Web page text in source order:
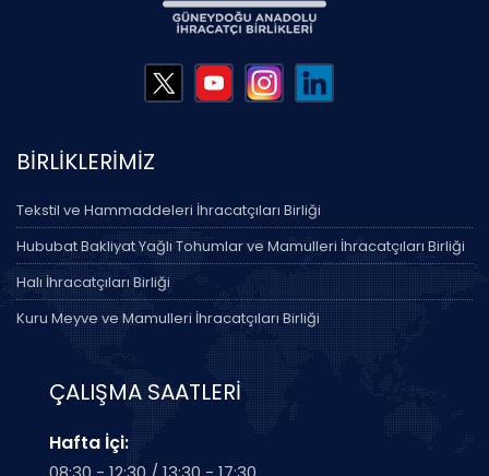
BİRLİKLERİMİZ
Tekstil ve Hammaddeleri İhracatçıları Birliği
Hububat Bakliyat Yağlı Tohumlar ve Mamulleri İhracatçıları Birliği
Halı İhracatçıları Birliği
Kuru Meyve ve Mamulleri İhracatçıları Birliği
ÇALIŞMA SAATLERİ
Hafta İçi: